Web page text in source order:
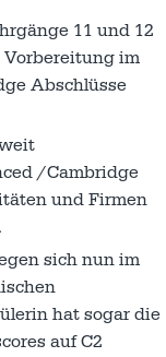
11 und 12
im
Abschlüsse
/Cambridge
und Firmen
sich nun im
hat sogar die
auf C2